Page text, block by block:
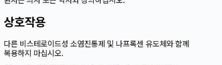
상호작용
다른 비스테로이드성 소염진통제 및 나프록센 유도체와 함께
복용하지 마십시오.